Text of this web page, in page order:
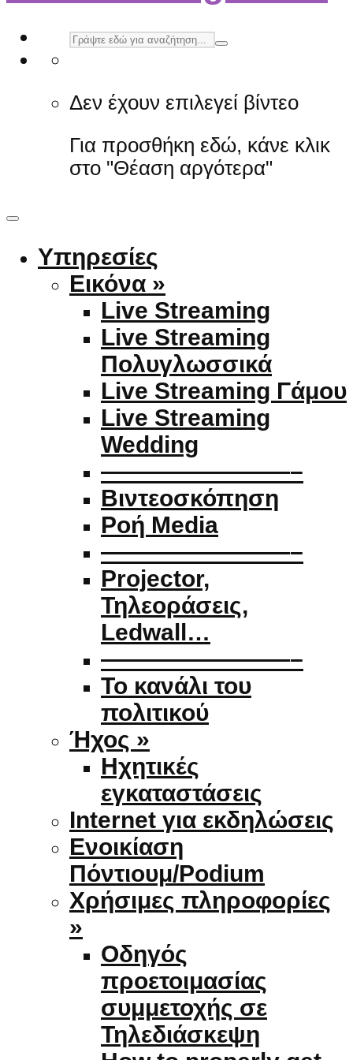
Δεν έχουν επιλεγεί βίντεο
Για προσθήκη εδώ, κάνε κλικ
στο "Θέαση αργότερα"
Υπηρεσίες
Εικόνα »
Live Streaming
Live Streaming
Πολυγλωσσικά
Live Streaming Γάμου
Live Streaming
Wedding
————————–
Βιντεοσκόπηση
Ροή Media
————————–
Projector,
Τηλεοράσεις,
Ledwall…
————————–
Το κανάλι του
πολιτικού
Ήχος »
Ηχητικές
εγκαταστάσεις
Internet για εκδηλώσεις
Ενοικίαση
Πόντιουμ/Podium
Χρήσιμες πληροφορίες
»
Οδηγός
προετοιμασίας
συμμετοχής σε
Τηλεδιάσκεψη